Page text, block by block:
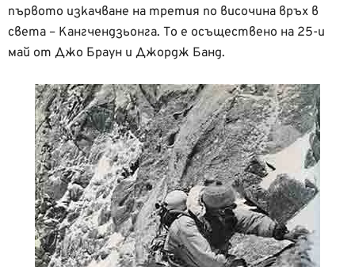
първото изкачване на третия по височина връх в
света – Кангчендзьонга. То е осъществено на 25-и
май от Джо Браун и Джордж Банд.